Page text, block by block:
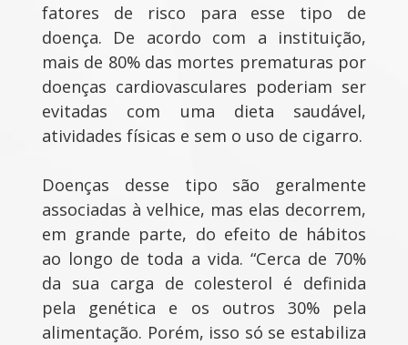
fatores de risco para esse tipo de
doença. De acordo com a instituição,
mais de 80% das mortes prematuras por
doenças cardiovasculares poderiam ser
evitadas com uma dieta saudável,
atividades físicas e sem o uso de cigarro.
Doenças desse tipo são geralmente
associadas à velhice, mas elas decorrem,
em grande parte, do efeito de hábitos
ao longo de toda a vida. “Cerca de 70%
da sua carga de colesterol é definida
pela genética e os outros 30% pela
alimentação. Porém, isso só se estabiliza